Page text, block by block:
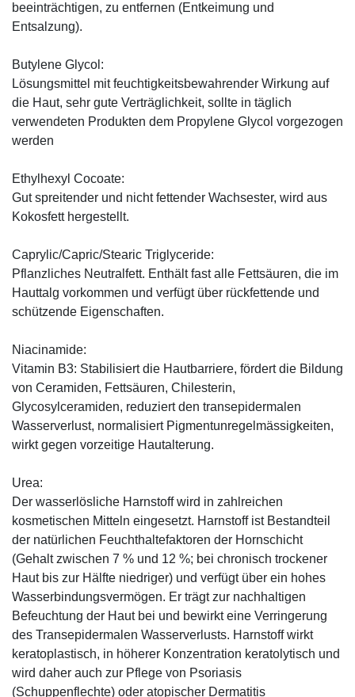
beeinträchtigen, zu entfernen (Entkeimung und
Entsalzung).
Butylene Glycol:
Lösungsmittel mit feuchtigkeitsbewahrender Wirkung auf
die Haut, sehr gute Verträglichkeit, sollte in täglich
verwendeten Produkten dem Propylene Glycol vorgezogen
werden
Ethylhexyl Cocoate:
Gut spreitender und nicht fettender Wachsester, wird aus
Kokosfett hergestellt.
Caprylic/Capric/Stearic Triglyceride:
Pflanzliches Neutralfett. Enthält fast alle Fettsäuren, die im
Hauttalg vorkommen und verfügt über rückfettende und
schützende Eigenschaften.
Niacinamide:
Vitamin B3: Stabilisiert die Hautbarriere, fördert die Bildung
von Ceramiden, Fettsäuren, Chilesterin,
Glycosylceramiden, reduziert den transepidermalen
Wasserverlust, normalisiert Pigmentunregelmässigkeiten,
wirkt gegen vorzeitige Hautalterung.
Urea:
Der wasserlösliche Harnstoff wird in zahlreichen
kosmetischen Mitteln eingesetzt. Harnstoff ist Bestandteil
der natürlichen Feuchthaltefaktoren der Hornschicht
(Gehalt zwischen 7 % und 12 %; bei chronisch trockener
Haut bis zur Hälfte niedriger) und verfügt über ein hohes
Wasserbindungsvermögen. Er trägt zur nachhaltigen
Befeuchtung der Haut bei und bewirkt eine Verringerung
des Transepidermalen Wasserverlusts. Harnstoff wirkt
keratoplastisch, in höherer Konzentration keratolytisch und
wird daher auch zur Pflege von Psoriasis
(Schuppenflechte) oder atopischer Dermatitis